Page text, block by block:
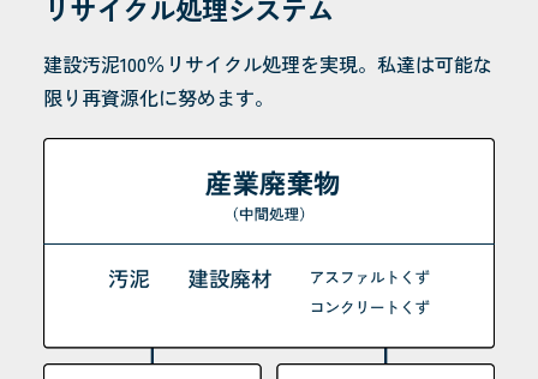
リサイクル処理システム
建設汚泥100％リサイクル処理を実現。 私達は可能な
限り再資源化に努めます。